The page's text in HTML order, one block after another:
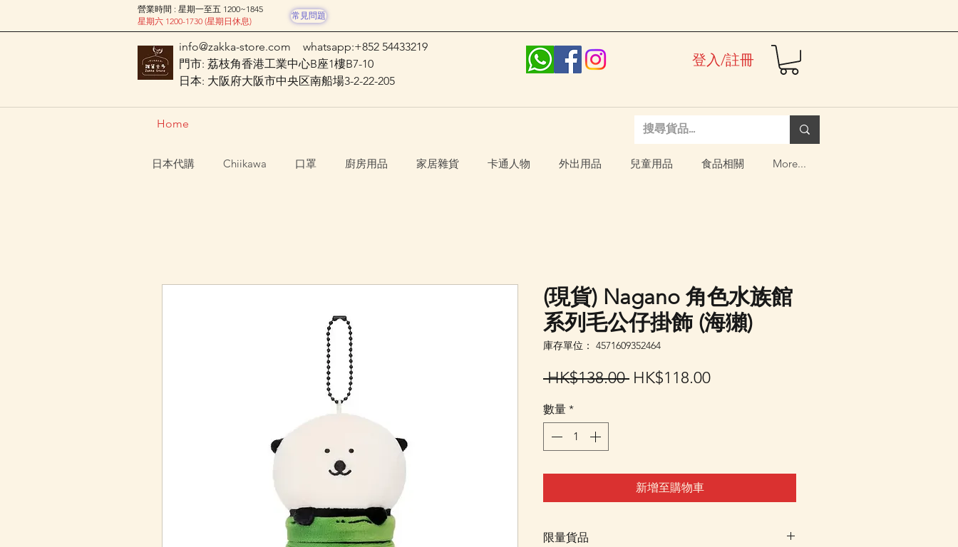
營業時間 : 星期一至五 1200~1845
星期六 1200-1730 (星期日休息)
常見問題
info@zakka-store.com
whatsapp:+852 54433219
門市: 荔枝角香港工業中心B座1樓B7-10
日本: 大阪府大阪市中央区南船場3-2-22-205
登入/註冊
Home
日本代購 Chiikawa 口罩 廚房用品 家居雜貨 卡通人物 外出用品 兒童用品 食品相關 More...
(現貨) Nagano 角色水族館
系列毛公仔掛飾 (海獺)
庫存單位： 4571609352464
HK$138.00 一
HK$118.00促
數量 *
新增至購物車
限量貨品